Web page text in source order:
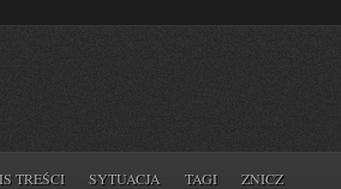
TREŚCI SYTUACJA TAGI ZNICZ